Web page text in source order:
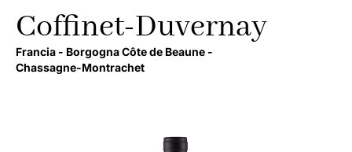
Coffinet-Duvernay
Francia - Borgogna Côte de Beaune -
Chassagne-Montrachet